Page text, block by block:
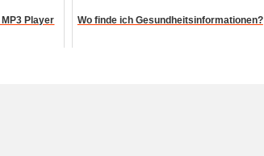
Player
Wo finde ich Gesundheitsinformationen?